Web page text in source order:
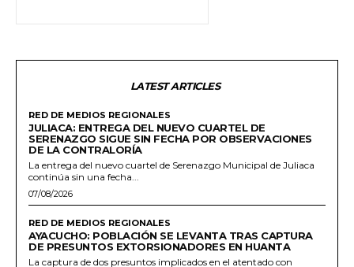
LATEST ARTICLES
RED DE MEDIOS REGIONALES
JULIACA: ENTREGA DEL NUEVO CUARTEL DE
SERENAZGO SIGUE SIN FECHA POR OBSERVACIONES
DE LA CONTRALORÍA
La entrega del nuevo cuartel de Serenazgo Municipal de Juliaca
continúa sin una fecha...
07/08/2026
RED DE MEDIOS REGIONALES
AYACUCHO: POBLACIÓN SE LEVANTA TRAS CAPTURA
DE PRESUNTOS EXTORSIONADORES EN HUANTA
La captura de dos presuntos implicados en el atentado con